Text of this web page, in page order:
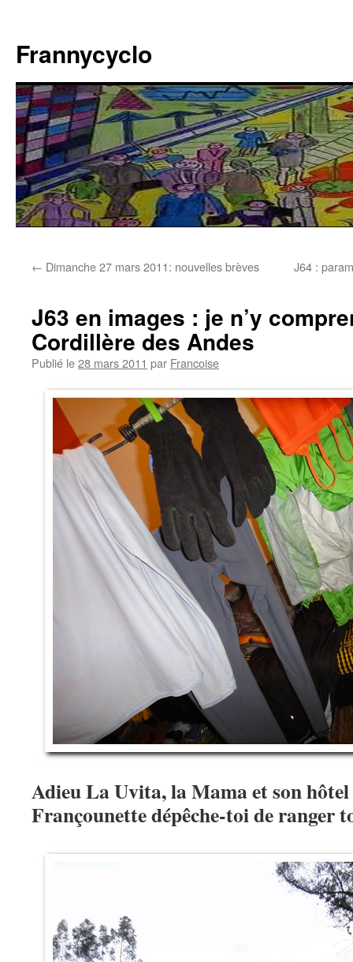
contenu
Frannycyclo
← Dimanche 27 mars 2011: nouvelles brèves J64 :
J63 en images : je n’y
Cordillère des Andes
Publié le28 mars 2011 par Francoise
Adieu La Uvita, la Mama et son
Françounette dépêche-toi de ranger